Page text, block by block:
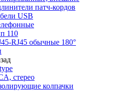
патч-кордов
USB
110
RJ45 обычные 180°
стерео
колпачки